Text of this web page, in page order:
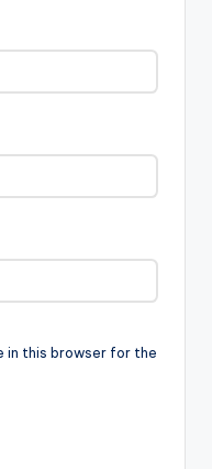
in this browser for the